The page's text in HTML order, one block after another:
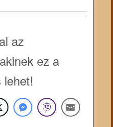
az
ez a
lehet!